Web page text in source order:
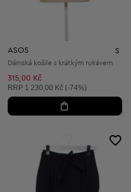
ASOS S
Dámská košile s krátkým rukávem
315,00 Kč
Doporučená cena:
RRP 1 230,00 Kč (-74%)